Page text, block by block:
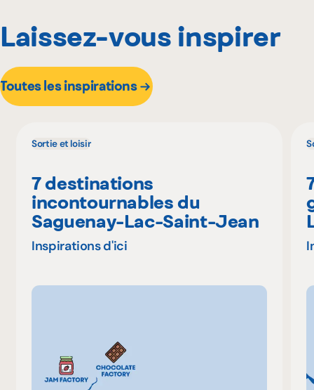
Laissez-vous inspirer
Toutes les inspirations
Sortie et loisir
7 destinations
incontournables du
Saguenay-Lac-Saint-Jean
Inspirations d'ici